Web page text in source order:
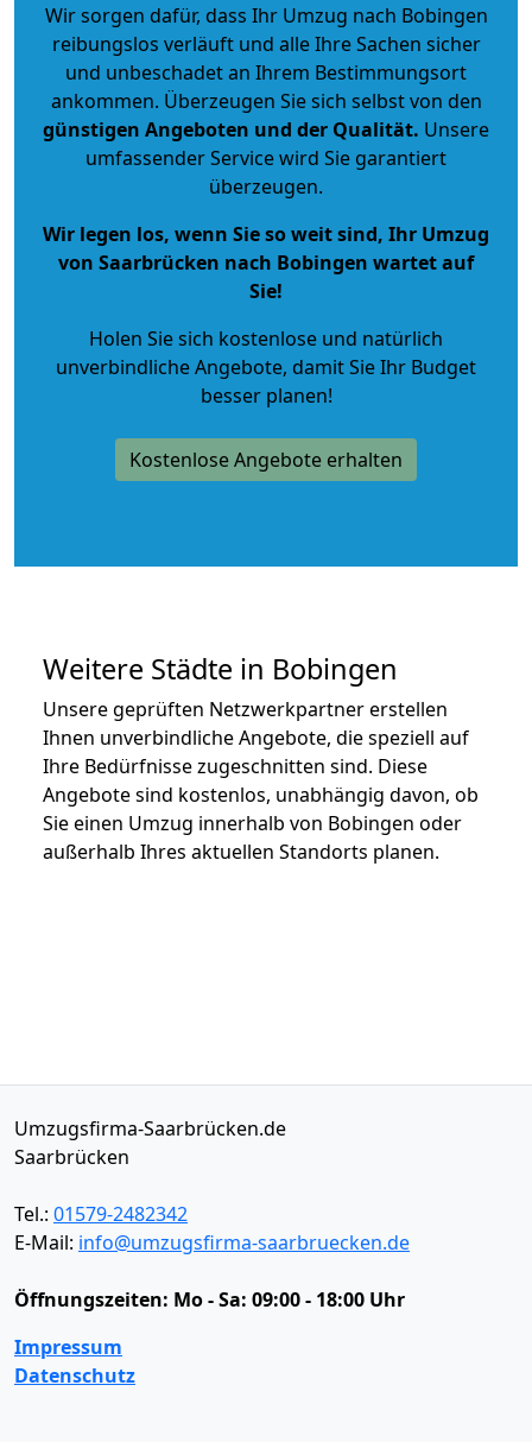
Wir sorgen dafür, dass Ihr Umzug nach Bobingen
reibungslos verläuft und alle Ihre Sachen sicher
und unbeschadet an Ihrem Bestimmungsort
ankommen. Überzeugen Sie sich selbst von den
günstigen Angeboten und der Qualität. Unsere
umfassender Service wird Sie garantiert
überzeugen.
Wir legen los, wenn Sie so weit sind, Ihr Umzug
von Saarbrücken nach Bobingen wartet auf
Sie!
Holen Sie sich kostenlose und natürlich
unverbindliche Angebote, damit Sie Ihr Budget
besser planen!
Kostenlose Angebote erhalten
Weitere Städte in Bobingen
Unsere geprüften Netzwerkpartner erstellen
Ihnen unverbindliche Angebote, die speziell auf
Ihre Bedürfnisse zugeschnitten sind. Diese
Angebote sind kostenlos, unabhängig davon, ob
Sie einen Umzug innerhalb von Bobingen oder
außerhalb Ihres aktuellen Standorts planen.
Umzugsfirma-Saarbrücken.de
Saarbrücken
Tel.: 01579-2482342
E-Mail: info@umzugsfirma-saarbruecken.de
Öffnungszeiten: Mo - Sa: 09:00 - 18:00 Uhr
Impressum
Datenschutz